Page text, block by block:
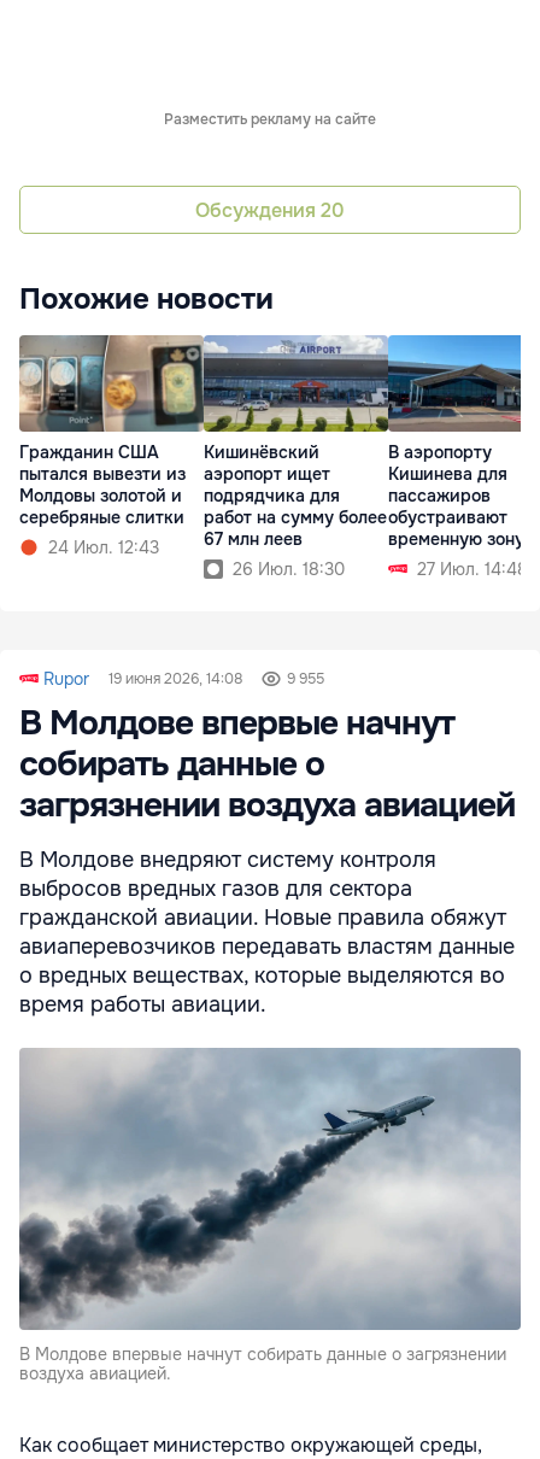
Разместить рекламу на сайте
Обсуждения 20
Похожие новости
Гражданин США
пытался вывезти из
Молдовы золотой и
серебряные слитки
24 Июл. 12:43
Кишинёвский
аэропорт ищет
подрядчика для
работ на сумму более
67 млн леев
26 Июл. 18:30
В аэропорту
Кишинева для
пассажиров
обустраивают
временную зону
перед посадкой
27 Июл. 14:48
Rupor 19 июня 2026, 14:08 9 955
В Молдове впервые начнут
собирать данные о
загрязнении воздуха авиацией
В Молдове внедряют систему контроля
выбросов вредных газов для сектора
гражданской авиации. Новые правила обяжут
авиаперевозчиков передавать властям данные
о вредных веществах, которые выделяются во
время работы авиации.
В Молдове впервые начнут собирать данные о загрязнении
воздуха авиацией.
Как сообщает министерство окружающей среды,